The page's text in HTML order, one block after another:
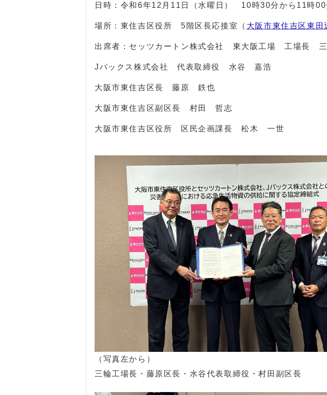
日時：令和6年12月11日（水曜日） 10時30分から11時00
場所：東住吉区役所 5階区長応接室（ 大阪市東住吉区東
出席者：セッツカートン株式会社 東大阪工場 工場長
Jパックス株式会社 代表取締役 水谷 嘉浩
大阪市東住吉区長 藤原 鉄也
大阪市東住吉区副区長 村田 哲志
大阪市東住吉区役所 区民企画課長 松木 一世
（写真左から）
三輪工場長・藤原区長・水谷代表取締役・村田副区長